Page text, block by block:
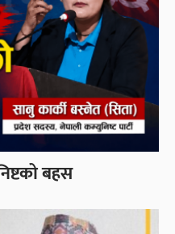
बहस